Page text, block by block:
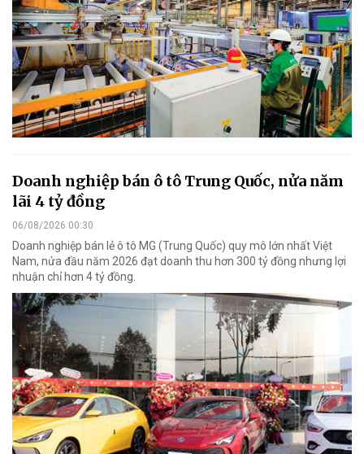
Doanh nghiệp bán ô tô Trung Quốc, nửa năm
lãi 4 tỷ đồng
06/08/2026 00:30
Doanh nghiệp bán lẻ ô tô MG (Trung Quốc) quy mô lớn nhất Việt
Nam, nửa đầu năm 2026 đạt doanh thu hơn 300 tỷ đồng nhưng lợi
nhuận chỉ hơn 4 tỷ đồng.